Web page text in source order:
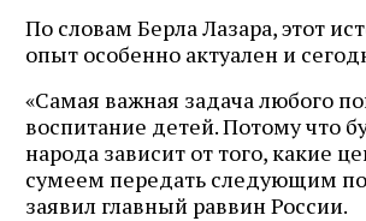
По словам Берла Лазара, этот
опыт особенно актуален и
«Самая важная задача любого
воспитание детей. Потому что
народа зависит от того, какие
сумеем передать следующим
заявил главный раввин России.